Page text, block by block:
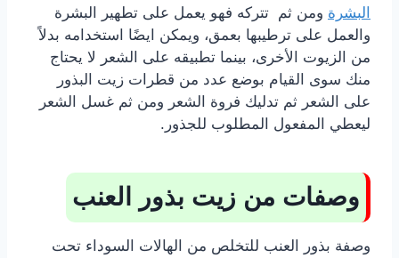
البشرة ومن ثم تتركه فهو يعمل على تطهير البشرة
والعمل على ترطيبها بعمق، ويمكن ايضًا استخدامه بدلاً
من الزيوت الأخرى، بينما تطبيقه على الشعر لا يحتاج
منك سوى القيام بوضع عدد من قطرات زيت البذور
على الشعر ثم تدليك فروة الشعر ومن ثم غسل الشعر
ليعطي المفعول المطلوب للجذور.
وصفات من زيت بذور العنب
وصفة بذور العنب للتخلص من الهالات السوداء تحت